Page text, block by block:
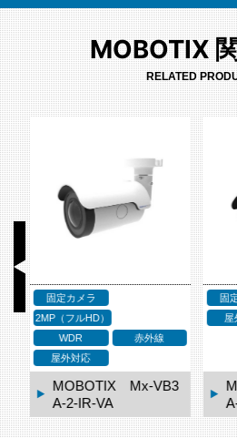
MOBOTIX
RELATED
固定カメラ
WDR
屋外対応
MOBOTIX Mx-VB1
A-8-IR-VA
ド